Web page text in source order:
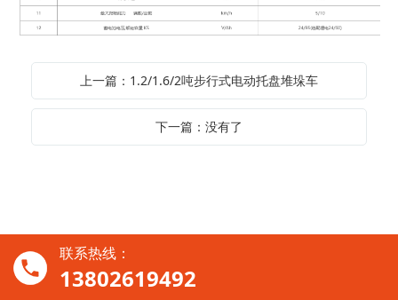
上一篇：1.2/1.6/2吨步行式电动托盘堆垛车
下一篇：没有了
联系热线：
13802619492